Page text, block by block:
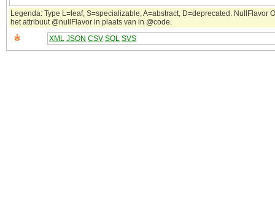
Legenda: Type L=leaf, S=specializable, A=abstract, D=deprecated.
het attribuut @nullFlavor in plaats van in @code.
XML JSON CSV SQL SVS